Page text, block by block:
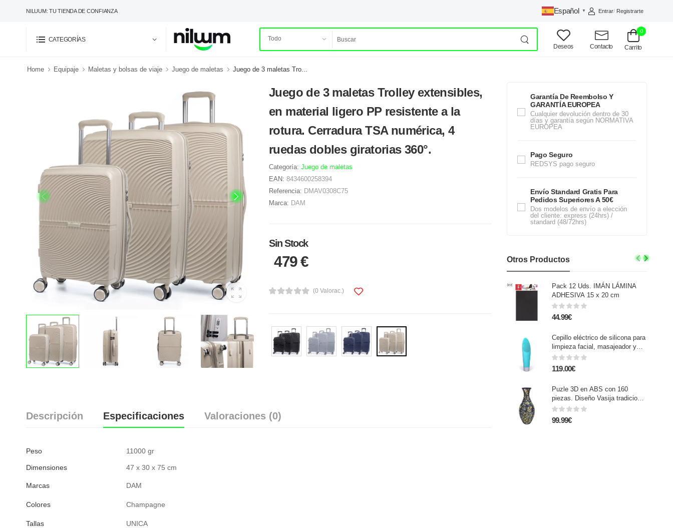
NILUUM: TU TIENDA DE CONFIANZA Español ▼ Entrar/ Registrarte
CATEGORÍAS
Deseos
Contacto
0
Carrito
Home Equipaje Maletas y bolsas de viaje Juego de maletas Juego de 3 maletas Tro...
Juego de 3 maletas Trolley extensibles,
en material ligero PP resistente a la
rotura. Cerradura TSA numérica, 4
ruedas dobles giratorias 360°.
Categoría: Juego de maletas
EAN: 8434600258394
Referencia: DMAV0308C75
Marca: DAM
Sin Stock
479 €
(0 Valorac.)
Descripción Especificaciones Valoraciones (0)
Peso 11000 gr
Dimensiones 47 x 30 x 75 cm
Marcas DAM
Colores Champagne
Tallas UNICA
Garantía De Reembolso Y
GARANTÍA EUROPEA
Cualquier devolución dentro de 30
días y garantía según NORMATIVA
EUROPEA
Pago Seguro
REDSYS pago seguro
Envío Standard Gratis Para
Pedidos Superiores A 50€
Dos modelos de envío a elección
del cliente: express (24hrs) /
standard (48/72hrs)
Otros Productos
Pack 12 Uds. IMÁN LÁMINA
ADHESIVA 15 x 20 cm
44.99€
Cepillo eléctrico de silicona para
limpieza facial, masajeador y
afeitadora para zonas delicadas.
119.00€
Puzle 3D en ABS con 160
piezas. Diseño Vasija tradicional
con flores.
99.99€